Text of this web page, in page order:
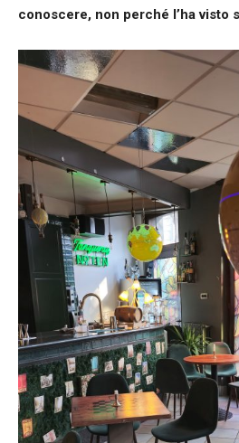
conoscere, non perché l’ha visto